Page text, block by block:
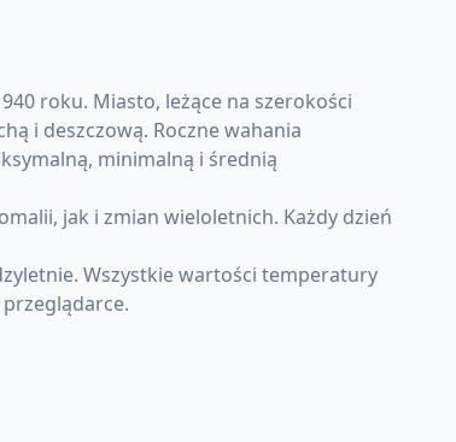
roku. Miasto, leżące na szerokości
i deszczową. Roczne wahania
minimalną i średnią
jak i zmian wieloletnich. Każdy dzień
Wszystkie wartości temperatury